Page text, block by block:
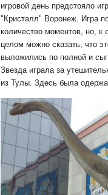
игровой день предстояло
"Кристалл" Воронеж. Игра
количество моментов, но,
целом можно сказать, что
выложились по полной и
Звезда играла за
из Тулы. Здесь была